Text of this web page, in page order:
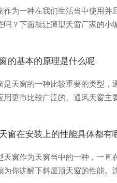
作为一种在我们生活当中使用
吗？下面就让薄型天窗厂家的小
的基本的原理是什么呢
是天窗的一种比较重要的类型，
用更市比较广泛的。通风天窗主
窗在安装上的性能具体都有
天窗作为天窗当中的一种，一直
为你讲解下斜屋顶天窗的性能。